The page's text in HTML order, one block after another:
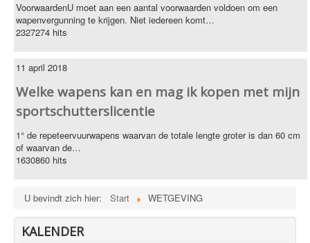
VoorwaardenU moet aan een aantal voorwaarden voldoen om een
wapenvergunning te krijgen. Niet iedereen komt…
2327274 hits
11 april 2018
Welke wapens kan en mag ik kopen met mijn
sportschutterslicentie
1° de repeteervuurwapens waarvan de totale lengte groter is dan 60 cm
of waarvan de…
1630860 hits
U bevindt zich hier: Start WETGEVING
KALENDER